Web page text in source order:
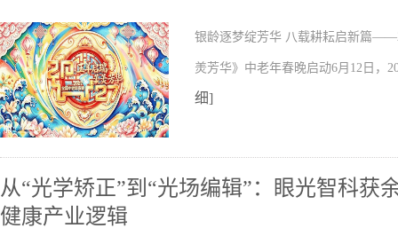
银龄逐梦绽芳华 八载耕耘启新篇
羙芳华》中老年春晚启动6月12日，
细]
从“光学矫正”到“光场编辑”：眼光智科获
健康产业逻辑